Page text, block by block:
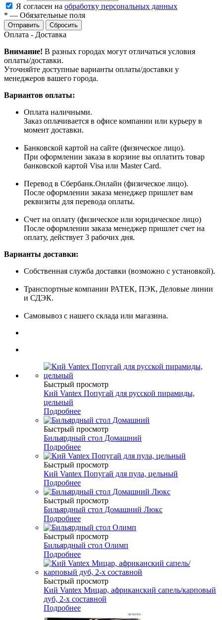
Я согласен на обработку персональных данных
* — Обязательные поля
Сбросить
Оплата - Доставка
Внимание! В разных городах могут отличаться условия
оплаты/доставки.
Уточняйте доступные варианты оплаты/доставки у
менеджеров вашего города.
Вариантов оплаты:
Оплата наличными.
Заказ оплачивается в офисе компании или курьеру в
момент доставки.
Банковской картой на сайте (физическое лицо).
При оформлении заказа в корзине вы оплатить товар
банковской картой Visa или Master Card.
Перевод в Сбербанк.Онлайн (физическое лицо).
После оформлении заказа менеджер пришлет вам
реквизиты для перевода оплаты.
Счет на оплату (физическое или юридическое лицо)
После оформлении заказа менеджер пришлет счет на
оплату, действует 3 рабочих дня.
Варианты доставки:
Собственная служба доставки (возможно с установкой).
Транспортные компании РАТЕК, ПЭК, Деловые линии
и СДЭК.
Самовывоз с нашего склада или магазина.
Быстрый просмотр
Кий Vantex Попугай для русской пирамиды,
цельный
Подробнее
Быстрый просмотр
Бильярдный стол Домашний
Подробнее
Быстрый просмотр
Кий Vantex Попугай для пула, цельный
Подробнее
Быстрый просмотр
Бильярдный стол Домашний Люкс
Подробнее
Быстрый просмотр
Бильярдный стол Олимп
Подробнее
Быстрый просмотр
Кий Vantex Мицар, африканский сапель/карповый
дуб, 2-х составной
Подробнее